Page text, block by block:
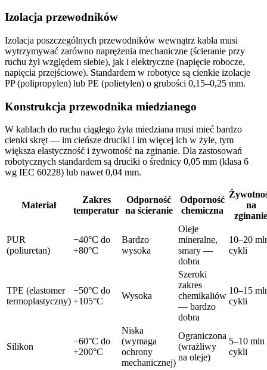
Izolacja przewodników
Izolacja poszczególnych przewodników wewnątrz kabla musi
wytrzymywać zarówno naprężenia mechaniczne (ścieranie przy
ruchu żył względem siebie), jak i elektryczne (napięcie robocze,
napięcia przejściowe). Standardem w robotyce są cienkie izolacje
PP (polipropylen) lub PE (polietylen) o grubości 0,15–0,25 mm.
Konstrukcja przewodnika miedzianego
W kablach do ruchu ciągłego żyła miedziana musi mieć bardzo
cienki skręt — im cieńsze druciki i im więcej ich w żyle, tym
większa elastyczność i żywotność na zginanie. Dla zastosowań
robotycznych standardem są druciki o średnicy 0,05 mm (klasa 6
wg IEC 60228) lub nawet 0,04 mm.
Materiał
Zakres
temperatur
Odporność
na ścieranie
Odporność
chemiczna
na
zginanie
PUR
(poliuretan)
−40°C do
+80°C
Bardzo
wysoka
Oleje
mineralne,
smary —
dobra
10–20
cykli
TPE (elastomer
termoplastyczny)
−50°C do
+105°C
Wysoka
Szeroki
zakres
chemikaliów
— bardzo
dobra
10–15
cykli
Silikon
−60°C do
+200°C
Niska
(wymaga
ochrony
mechanicznej)
Ograniczona
(wrażliwy
na oleje)
5–10 mln
cykli